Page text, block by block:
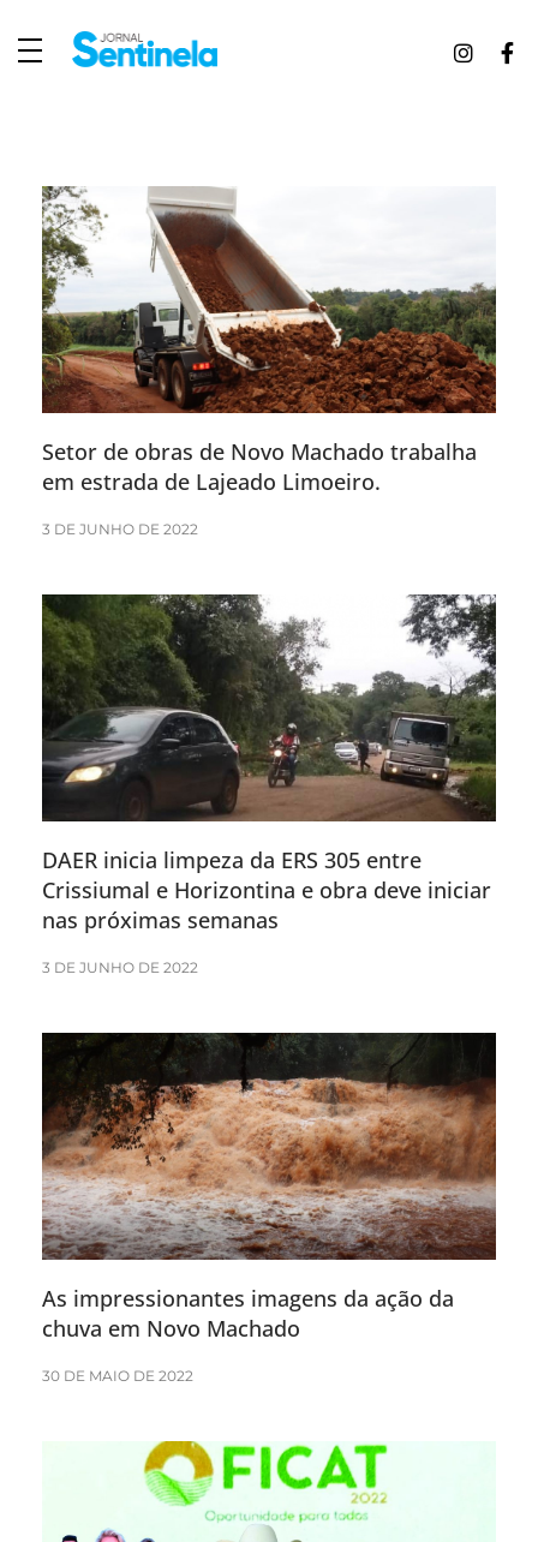
Setor de obras de Novo Machado trabalha
em estrada de Lajeado Limoeiro.
3 DE JUNHO DE 2022
DAER inicia limpeza da ERS 305 entre
Crissiumal e Horizontina e obra deve iniciar
nas próximas semanas
3 DE JUNHO DE 2022
As impressionantes imagens da ação da
chuva em Novo Machado
30 DE MAIO DE 2022